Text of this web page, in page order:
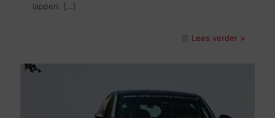
lappen.
[…]
Lees verder >